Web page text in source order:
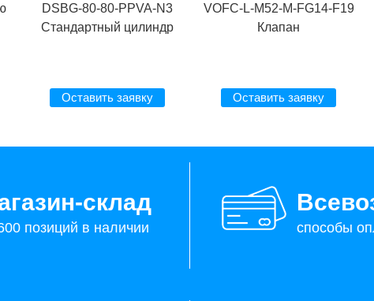
DSBG-80-80-PPVA-N3
Стандартный цилиндр
Оставить заявку
VOFC-L-M52-M-FG14-F19
Клапан
Оставить заявку
склад
позиций в наличии способы